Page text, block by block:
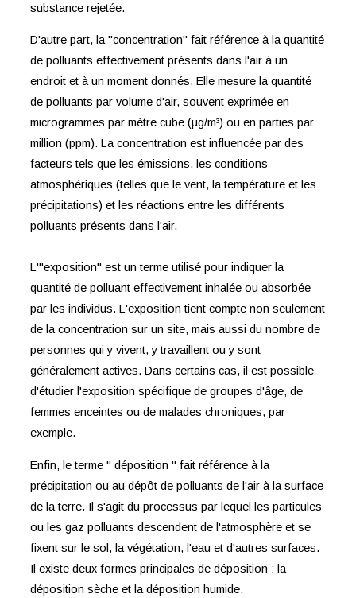
substance rejetée.
D'autre part, la "concentration" fait référence à la quantité
de polluants effectivement présents dans l'air à un
endroit et à un moment donnés. Elle mesure la quantité
de polluants par volume d'air, souvent exprimée en
microgrammes par mètre cube (µg/m³) ou en parties par
million (ppm). La concentration est influencée par des
facteurs tels que les émissions, les conditions
atmosphériques (telles que le vent, la température et les
précipitations) et les réactions entre les différents
polluants présents dans l'air.
L'"exposition" est un terme utilisé pour indiquer la
quantité de polluant effectivement inhalée ou absorbée
par les individus. L'exposition tient compte non seulement
de la concentration sur un site, mais aussi du nombre de
personnes qui y vivent, y travaillent ou y sont
généralement actives. Dans certains cas, il est possible
d'étudier l'exposition spécifique de groupes d'âge, de
femmes enceintes ou de malades chroniques, par
exemple.
Enfin, le terme " déposition " fait référence à la
précipitation ou au dépôt de polluants de l'air à la surface
de la terre. Il s'agit du processus par lequel les particules
ou les gaz polluants descendent de l'atmosphère et se
fixent sur le sol, la végétation, l'eau et d'autres surfaces.
Il existe deux formes principales de déposition : la
déposition sèche et la déposition humide.